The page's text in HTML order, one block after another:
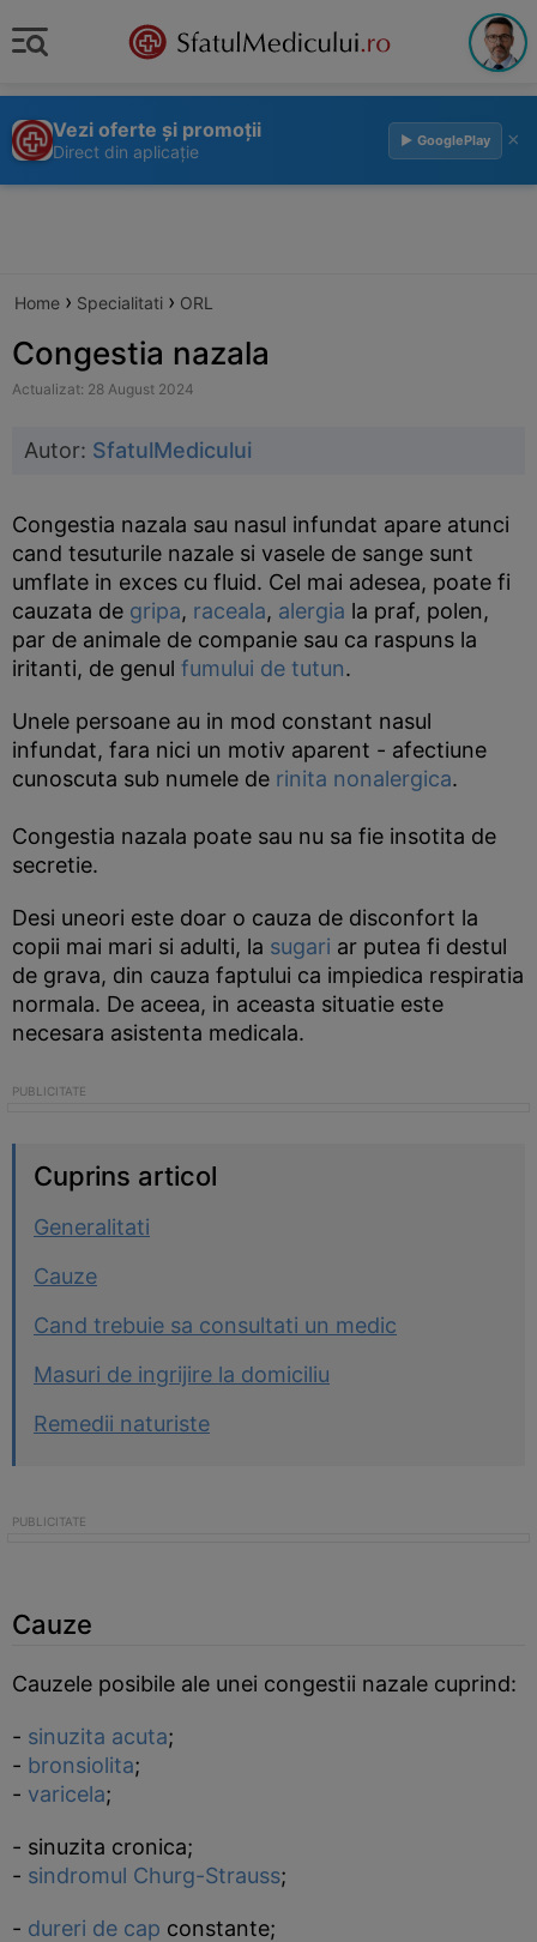
Vezi oferte și promoții
Direct din aplicație
▶ GooglePlay ×
Home › Specialitati › ORL
Congestia nazala
Actualizat: 28 August 2024
Autor: SfatulMedicului
Congestia nazala sau nasul infundat apare atunci
cand tesuturile nazale si vasele de sange sunt
umflate in exces cu fluid. Cel mai adesea, poate fi
cauzata de gripa, raceala, alergia la praf, polen,
par de animale de companie sau ca raspuns la
iritanti, de genul fumului de tutun.
Unele persoane au in mod constant nasul
infundat, fara nici un motiv aparent - afectiune
cunoscuta sub numele de rinita nonalergica.
Congestia nazala poate sau nu sa fie insotita de
secretie.
Desi uneori este doar o cauza de disconfort la
copii mai mari si adulti, la sugari ar putea fi destul
de grava, din cauza faptului ca impiedica respiratia
normala. De aceea, in aceasta situatie este
necesara asistenta medicala.
Cuprins articol
Generalitati
Cauze
Cand trebuie sa consultati un medic
Masuri de ingrijire la domiciliu
Remedii naturiste
Cauze
Cauzele posibile ale unei congestii nazale cuprind:
- sinuzita acuta;
- bronsiolita;
- varicela;
- sinuzita cronica;
- sindromul Churg-Strauss;
- dureri de cap constante;